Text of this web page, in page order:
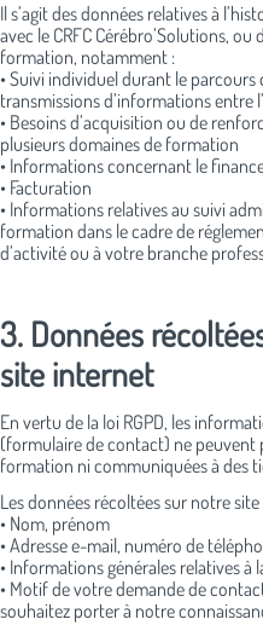
Il s’agit des données relatives à
avec le CRFC Cérébro’Solutions,
formation, notamment :
• Suivi individuel durant le
transmissions d’informations entre
• Besoins d’acquisition ou de
plusieurs domaines de formation
• Informations concernant le
• Facturation
• Informations relatives au suivi
formation dans le cadre de
d’activité ou à votre branche
3. Données
site internet
En vertu de la loi RGPD, les
(formulaire de contact) ne peuvent
formation ni communiquées à des
Les données récoltées sur notre
• Nom, prénom
• Adresse e-mail, numéro de
• Informations générales relatives
• Motif de votre demande de
souhaitez porter à notre